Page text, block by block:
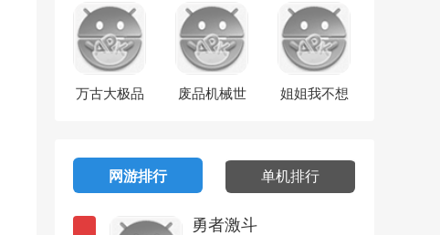
万古大极品
废品机械世
姐姐我不想
网游排行 单机排行
勇者激斗